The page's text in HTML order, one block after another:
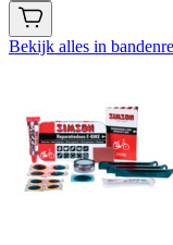
Bekijk alles in